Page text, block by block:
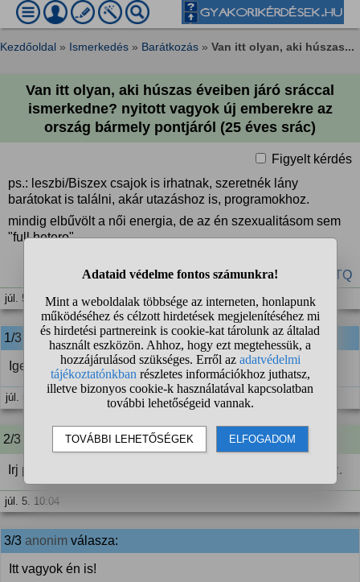
Kezdőoldal » Ismerkedés » Barátkozás » Van itt olyan, aki húszas...
Van itt olyan, aki húszas éveiben járó sráccal
ismerkedne? nyitott vagyok új emberekre az
ország bármely pontjáról (25 éves srác)
Figyelt kérdés
ps.: leszbi/Biszex csajok is irhatnak, szeretnék lány
barátokat is találni, akár utazáshoz is, programokhoz.
mindig elbűvölt a női energia, de az én szexualitásom sem
"full hetero"...
#ismerkedés #barátkozás #LMBTQ
júl. 5. 09:45
1/3 anonimválasza:
Igen
júl. 5. 09:50
2/3 A kérdező kommentje:
Irj pm-et kérlek és azok is, akik nyitottak az ismerkedéshez.
júl. 5. 10:04
3/3 anonim válasza:
Itt vagyok én is!